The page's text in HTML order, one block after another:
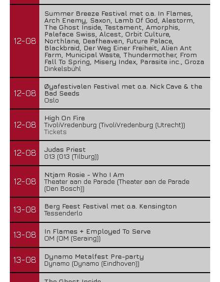
12-08
Summer Breeze Festival met o.a. In Flames,
Arch Enemy, Saxon, Lamb Of God, Alestorm,
The Ghost Inside, Testament, Amorphis,
Paleface Swiss, Alcest, Orbit Culture,
Northlane, Deafheaven, Future Palace,
Blackbraid, Der Weg Einer Freiheit, Alien Ant
Farm, Municipal Waste, Thundermother, From
Fall To Spring, Misery Index, Parasite inc., Groza
Dinkelsbühl
12-08
Øyafestivalen Festival met o.a. Nick Cave & the
Bad Seeds
Oslo
12-08
High On Fire
TivoliVredenburg (TivoliVredenburg (Utrecht))
Tickets
12-08
Judas Priest
013 (013 (Tilburg))
12-08
Ntjam Rosie - Who I Am
Theater aan de Parade (Theater aan de Parade
(Den Bosch))
13-08
Berg Feest Festival met o.a. Kensington
Tessenderlo
13-08
In Flames + Employed To Serve
OM (OM (Seraing))
13-08
Dynamo Metalfest Pre-party
Dynamo (Dynamo (Eindhoven))